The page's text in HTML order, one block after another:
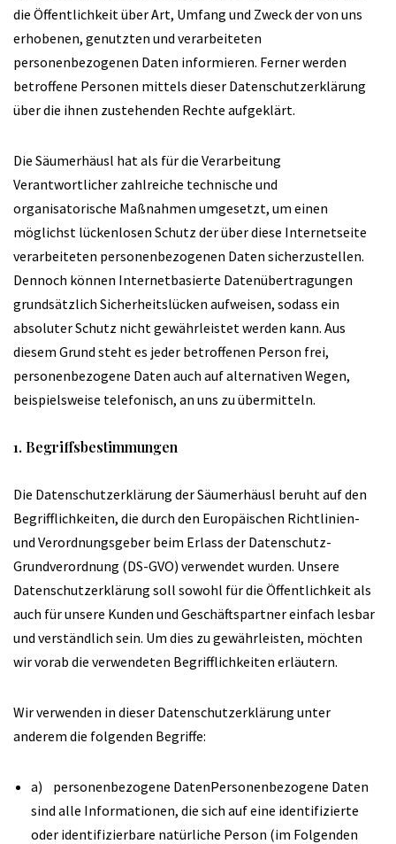
die Öffentlichkeit über Art, Umfang und Zweck der von uns
erhobenen, genutzten und verarbeiteten
personenbezogenen Daten informieren. Ferner werden
betroffene Personen mittels dieser Datenschutzerklärung
über die ihnen zustehenden Rechte aufgeklärt.
Die Säumerhäusl hat als für die Verarbeitung
Verantwortlicher zahlreiche technische und
organisatorische Maßnahmen umgesetzt, um einen
möglichst lückenlosen Schutz der über diese Internetseite
verarbeiteten personenbezogenen Daten sicherzustellen.
Dennoch können Internetbasierte Datenübertragungen
grundsätzlich Sicherheitslücken aufweisen, sodass ein
absoluter Schutz nicht gewährleistet werden kann. Aus
diesem Grund steht es jeder betroffenen Person frei,
personenbezogene Daten auch auf alternativen Wegen,
beispielsweise telefonisch, an uns zu übermitteln.
1. Begriffsbestimmungen
Die Datenschutzerklärung der Säumerhäusl beruht auf den
Begrifflichkeiten, die durch den Europäischen Richtlinien-
und Verordnungsgeber beim Erlass der Datenschutz-
Grundverordnung (DS-GVO) verwendet wurden. Unsere
Datenschutzerklärung soll sowohl für die Öffentlichkeit als
auch für unsere Kunden und Geschäftspartner einfach lesbar
und verständlich sein. Um dies zu gewährleisten, möchten
wir vorab die verwendeten Begrifflichkeiten erläutern.
Wir verwenden in dieser Datenschutzerklärung unter
anderem die folgenden Begriffe:
a) personenbezogene DatenPersonenbezogene Daten
sind alle Informationen, die sich auf eine identifizierte
oder identifizierbare natürliche Person (im Folgenden